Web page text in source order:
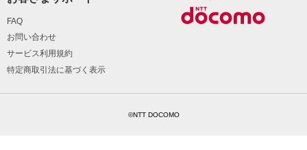
FAQ
お問い合わせ
サービス利用規約
特定商取引法に基づく表示
©NTT DOCOMO